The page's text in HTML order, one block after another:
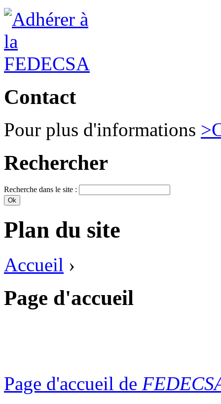
Contact
Pour plus d'informations
Rechercher
Recherche dans le site :
Plan du site
Accueil ›
Page d'accueil
Page d'accueil de